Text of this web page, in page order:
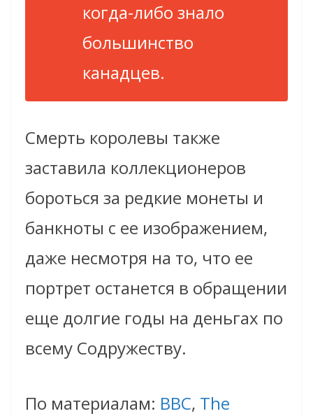
когда-либо знало
большинство
канадцев.
Смерть королевы также
заставила коллекционеров
бороться за редкие монеты и
банкноты с ее изображением,
даже несмотря на то, что ее
портрет останется в обращении
еще долгие годы на деньгах по
всему Содружеству.
По материалам: BBC, The